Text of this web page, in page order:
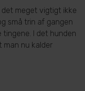
det meget vigtigt ikke
små trin af gangen
I det hunden
man nu kalder